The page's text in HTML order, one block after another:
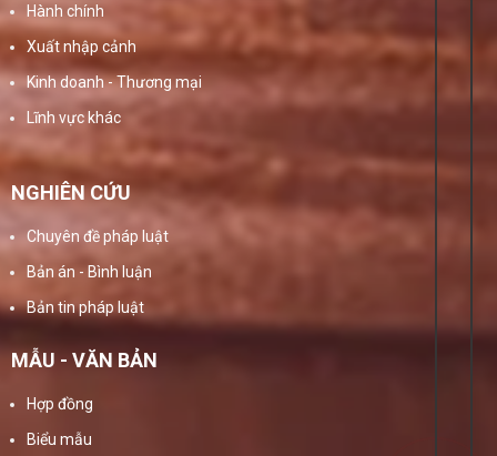
Hành chính
Xuất nhập cảnh
Kinh doanh - Thương mại
Lĩnh vực khác
NGHIÊN CỨU
Chuyên đề pháp luật
Bản án - Bình luận
Bản tin pháp luật
MẪU - VĂN BẢN
Hợp đồng
Biểu mẫu